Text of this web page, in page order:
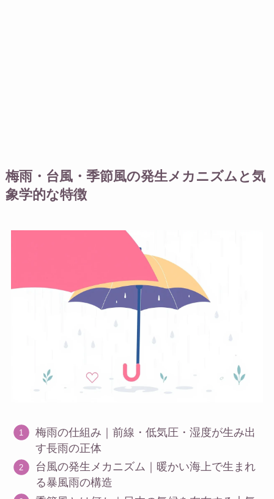
梅雨・台風・季節風の発生メカニズムと気
象学的な特徴
梅雨の仕組み｜前線・低気圧・湿度が生み出
す長雨の正体
台風の発生メカニズム｜暖かい海上で生まれ
る暴風雨の構造